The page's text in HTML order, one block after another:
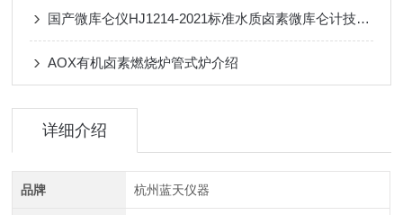
国产微库仑仪HJ1214-2021标准水质卤素微库仑计技术参数
AOX有机卤素燃烧炉管式炉介绍
详细介绍
品牌 杭州蓝天仪器